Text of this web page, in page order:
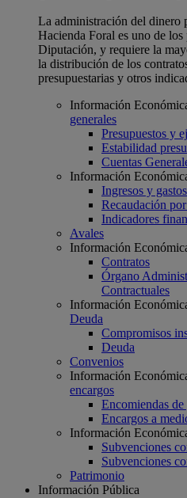
La administración del dinero
Hacienda Foral es uno de
Diputación, y requiere la
la distribución de los
presupuestarias y otros
Información
generales
Presupuestos y
Estabilidad
Cuentas
Información
Ingresos y gastos
Recaudación
Indicadores
Avales
Información
Contratos
Órgano
Contractuales
Información
Deuda
Compromisos
Deuda
Convenios
Información
encargos
Encomiendas de
Encargos a
Información
Subvenciones
Subvenciones
Patrimonio
Información Pública